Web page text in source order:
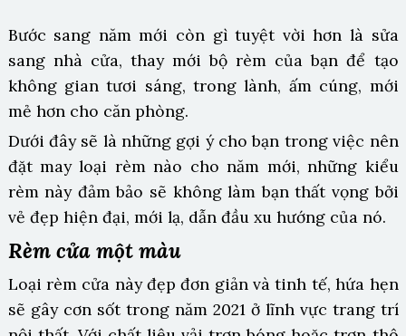
Bước sang năm mới còn gì tuyệt vời hơn là sửa
sang nhà cửa, thay mới bộ rèm của bạn để tạo
không gian tươi sáng, trong lành, ấm cúng, mới
mẻ hơn cho căn phòng.
Dưới đây sẽ là những gợi ý cho bạn trong việc nên
đặt may loại rèm nào cho năm mới, những kiểu
rèm này đảm bảo sẽ không làm bạn thất vọng bởi
vẻ đẹp hiện đại, mới lạ, dẫn đầu xu hướng của nó.
Rèm cửa một màu
Loại rèm cửa này đẹp đơn giản và tinh tế, hứa hẹn
sẽ gây cơn sốt trong năm 2021 ở lĩnh vực trang trí